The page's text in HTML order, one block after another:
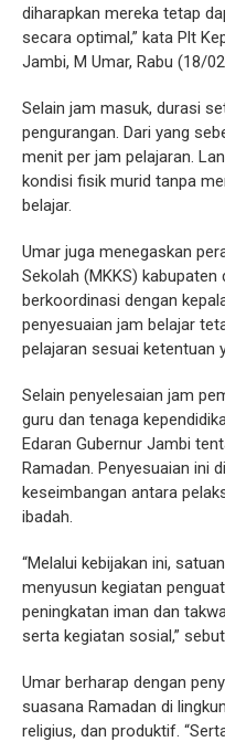
diharapkan mereka tetap
secara optimal,” kata Plt
Jambi, M Umar, Rabu (18/
Selain jam masuk, durasi
pengurangan. Dari yang
menit per jam pelajaran.
kondisi fisik murid tanpa
belajar.
Umar juga menegaskan
Sekolah (MKKS)
berkoordinasi dengan
penyesuaian jam belajar
pelajaran sesuai ketentuan
Selain penyelesaian jam
guru dan tenaga
Edaran Gubernur Jambi
Ramadan. Penyesuaian ini
keseimbangan antara
ibadah.
“Melalui kebijakan ini,
menyusun kegiatan
peningkatan iman dan
serta kegiatan sosial,”
Umar berharap dengan
suasana Ramadan di
religius, dan produktif.